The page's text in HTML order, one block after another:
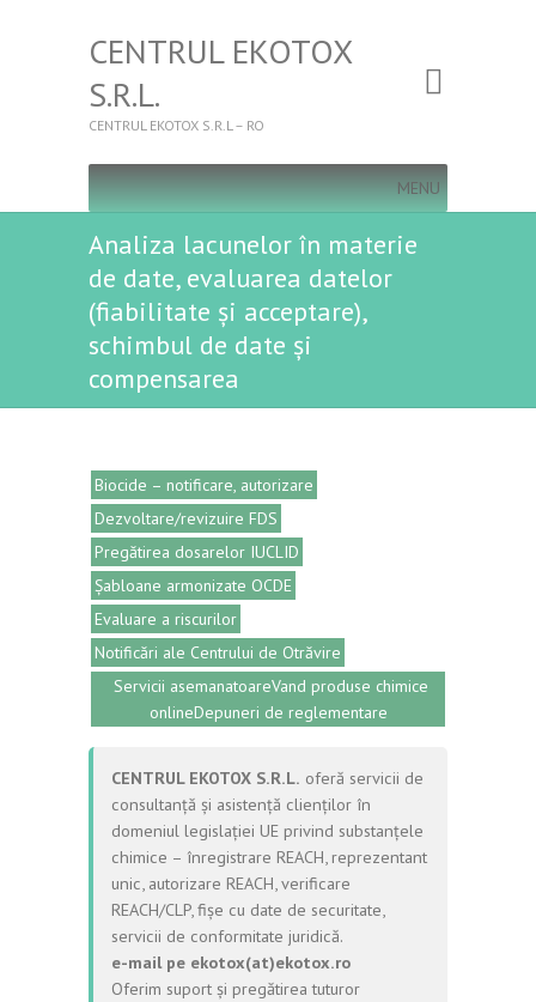
CENTRUL EKOTOX
S.R.L.
CENTRUL EKOTOX S.R.L – RO
MENU
Analiza lacunelor în materie
de date, evaluarea datelor
(fiabilitate și acceptare),
schimbul de date și
compensarea
Biocide – notificare, autorizare
Dezvoltare/revizuire FDS
Pregătirea dosarelor IUCLID
Șabloane armonizate OCDE
Evaluare a riscurilor
Notificări ale Centrului de Otrăvire
Servicii asemanatoareVand produse chimice
onlineDepuneri de reglementare
CENTRUL EKOTOX S.R.L. oferă servicii de
consultanță și asistență clienților în
domeniul legislației UE privind substanțele
chimice – înregistrare REACH, reprezentant
unic, autorizare REACH, verificare
REACH/CLP, fișe cu date de securitate,
servicii de conformitate juridică.
e-mail pe ekotox(at)ekotox.ro
Oferim suport și pregătirea tuturor